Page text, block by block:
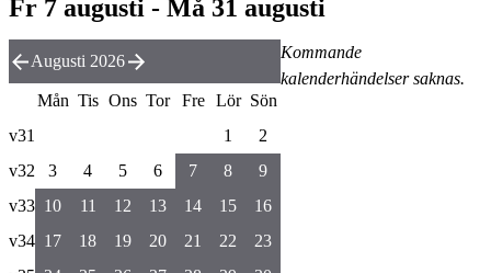
Fr 7 augusti - Må 31 augusti
Kommande
kalenderhändelser saknas.
Augusti 2026
Mån Tis Ons Tor Fre Lör Sön
v31
1
2
v32
3 4 5 6 7 8
9
v33 10 11 12 13 14 15
16
v34 17 18 19 20 21 22
23